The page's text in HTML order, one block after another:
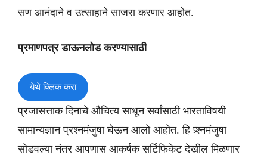
सण आनंदाने व उत्साहाने साजरा करणार आहोत.
प्रमाणपत्र डाऊनलोड करण्यासाठी
येथे क्लिक करा
प्रजासत्ताक दिनाचे औचित्य साधून सर्वांसाठी भारताविषयी
सामान्यज्ञान प्रश्नमंजुषा घेऊन आलो आहोत. हि प्र्श्नमंजुषा
सोडवल्या नंतर आपणास आकर्षक सर्टिफिकेट देखील मिळणार